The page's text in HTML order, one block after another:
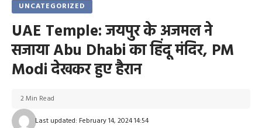
UNCATEGORIZED
UAE Temple: जयपुर के अजमल ने
सजाया Abu Dhabi का हिंदू मंदिर, PM
Modi देखकर हुए हैरान
Last updated: February 14, 2024 14:54
2 Min Read